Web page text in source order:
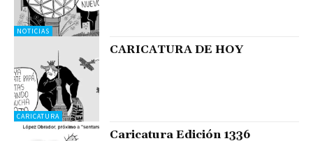
NOTICIAS
CARICATURA
CARICATURA DE HOY
Caricatura Edición 1336